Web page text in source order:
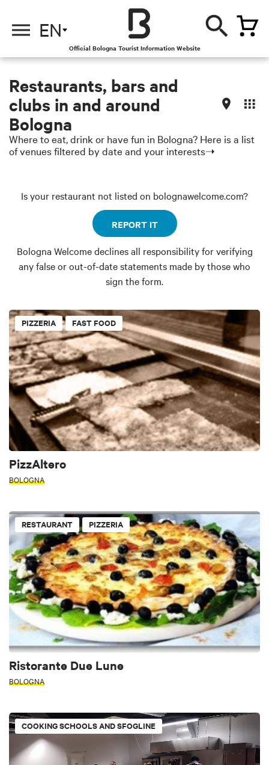
EN
Official Bologna Tourist Information Website
Restaurants, bars and
clubs in and around
Bologna
Where to eat, drink or have fun in Bologna? Here is a list
of venues filtered by date and your interests➝
Is your restaurant not listed on bolognawelcome.com?
REPORT IT
Bologna Welcome declines all responsibility for verifying
any false or out-of-date statements made by those who
sign the form.
PIZZERIA FAST FOOD
PizzAltero
BOLOGNA
RESTAURANT PIZZERIA
Ristorante Due Lune
BOLOGNA
COOKING SCHOOLS AND SFOGLINE